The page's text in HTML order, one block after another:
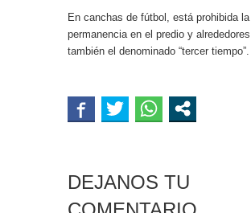
En canchas de fútbol, está prohibida la
permanencia en el predio y
también el denominado “tercer tiempo”.
DEJANOS TU